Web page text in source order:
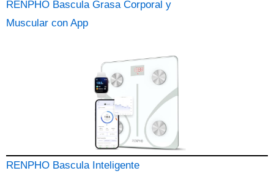
RENPHO Bascula Grasa Corporal y
Muscular con App
RENPHO Bascula Inteligente